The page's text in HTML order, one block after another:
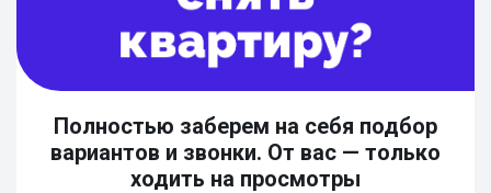
Полностью заберем на себя подбор
вариантов и звонки. От вас — только
ходить на просмотры